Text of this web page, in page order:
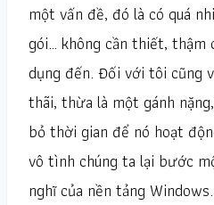
một vấn đề, đó là có quá
gói… không cần thiết, thậm
dụng đến. Đối với tôi cũng
thãi, thừa là một gánh
bỏ thời gian để nó hoạt
vô tình chúng ta lại bước
nghĩ của nền tảng